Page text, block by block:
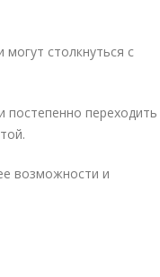
столкнуться с
постепенно переходить
возможности и